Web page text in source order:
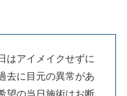
はアイメイクせずに
去に目元の異常があ
望の当日施術はお断